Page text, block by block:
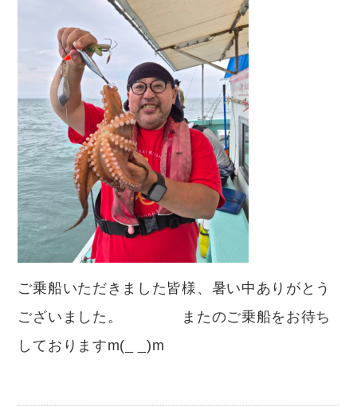
ご乗船いただきました皆様、暑い中ありがとう
ございました。 またのご乗船をお待ち
しておりますm(_ _)m